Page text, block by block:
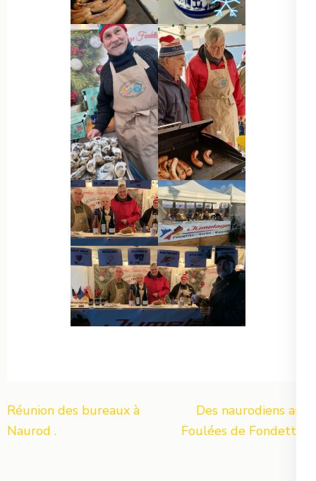
Navigation
de
Réunion des bureaux à
Naurod .
Des naurodiens aux
Foulées de Fondettes